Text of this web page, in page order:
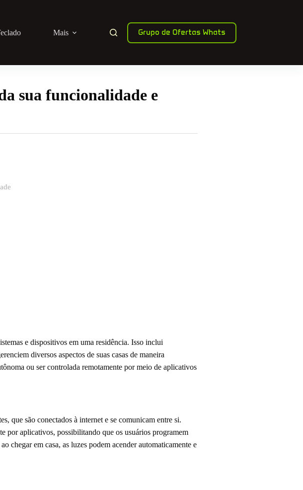
Mais Grupo de Ofertas Whats
sua funcionalidade e
e dispositivos em uma residência. Isso inclui
diversos aspectos de suas casas de maneira
ou ser controlada remotamente por meio de aplicativos
que são conectados à internet e se comunicam entre si.
por aplicativos, possibilitando que os usuários programem
chegar em casa, as luzes podem acender automaticamente e